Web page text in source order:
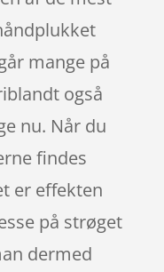
mange på
også
nu. Når du
findes
er effekten
på strøget
dermed